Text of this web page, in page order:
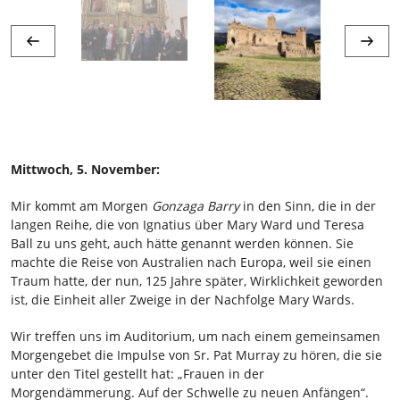
Mittwoch, 5. November:
Mir kommt am Morgen Gonzaga Barryin den Sinn, die in der
langen Reihe, die von Ignatius über Mary Ward und Teresa
Ball zu uns geht, auch hätte genannt werden können. Sie
machte die Reise von Australien nach Europa, weil sie einen
Traum hatte, der nun, 125 Jahre später, Wirklichkeit geworden
ist, die Einheit aller Zweige in der Nachfolge Mary Wards.
Wir treffen uns im Auditorium, um nach einem gemeinsamen
Morgengebet die Impulse von Sr. Pat Murray zu hören, die sie
unter den Titel gestellt hat: „Frauen in der
Morgendämmerung. Auf der Schwelle zu neuen Anfängen“.